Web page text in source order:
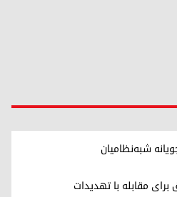
شبه‌نظامیان
مقابله با تهدیدات